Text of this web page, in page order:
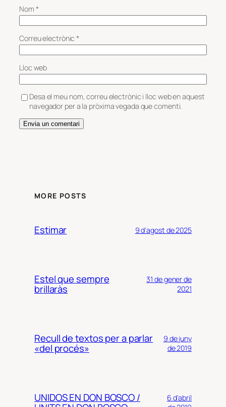
Nom *
Correu electrònic*
Lloc web
Desa el meu nom, correu electrònic i lloc web en aquest
navegador per a la pròxima vegada que comenti.
MORE POSTS
Estimar 9 d'agost de 2025
Estel que sempre
brillaràs
31 de gener de
2021
Recull de textos per a parlar
«del procés»
9 de juny
de 2019
UNIDOS EN DON BOSCO /
6 d'abril